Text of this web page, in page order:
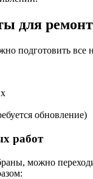
для
подготовить
обновление)
работ
можно